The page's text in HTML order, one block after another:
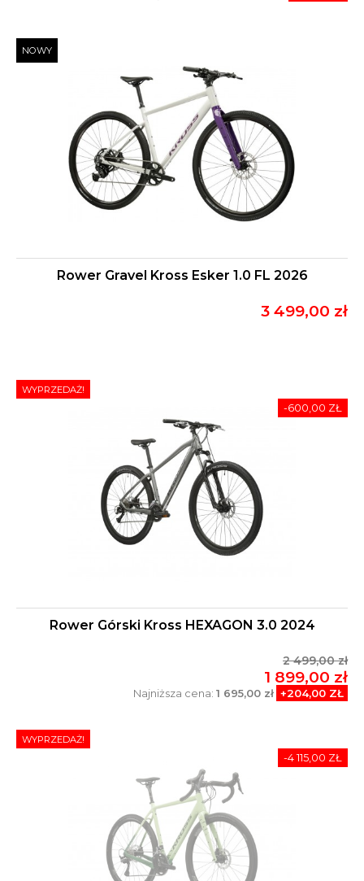
Rower Gravel Kross Esker 1.0 FL 2026
3 499,00 zł
NOWY
Rower Górski Kross HEXAGON 3.0 2024
2 499,00 zł
1 899,00 zł
Najniższa cena: 1 695,00 zł +204,00 ZŁ
WYPRZEDAŻ!
-600,00 ZŁ
WYPRZEDAŻ!
-4 115,00 ZŁ